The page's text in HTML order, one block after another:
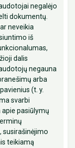
negalėjo
dokumentų.
neveikia
iš
dalis
negauna
arba
(t. y.
svarbi
pasiūlymų
susirašinėjimo
teikiamą